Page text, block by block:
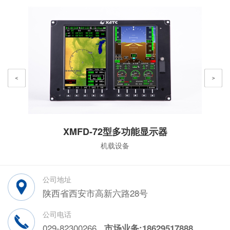
XMFD-72型多功能显示器
机载设备
公司地址
陕西省西安市高新六路28号
公司电话